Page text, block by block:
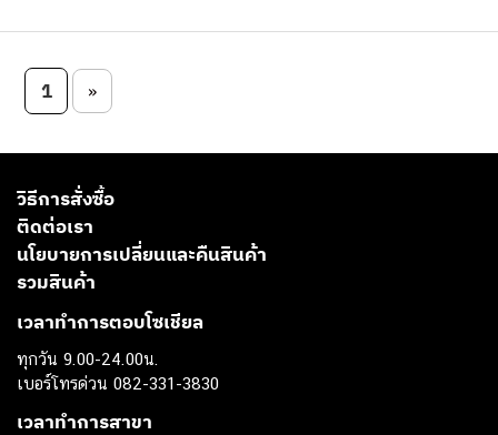
Post navigation
1 »
วิธีการสั่งซื้อ
ติดต่อเรา
นโยบายการเปลี่ยนและคืนสินค้า
รวมสินค้า
เวลาทำการตอบโซเชียล
ทุกวัน 9.00-24.00น.
เบอร์โทรด่วน 082-331-3830
เวลาทำการสาขา